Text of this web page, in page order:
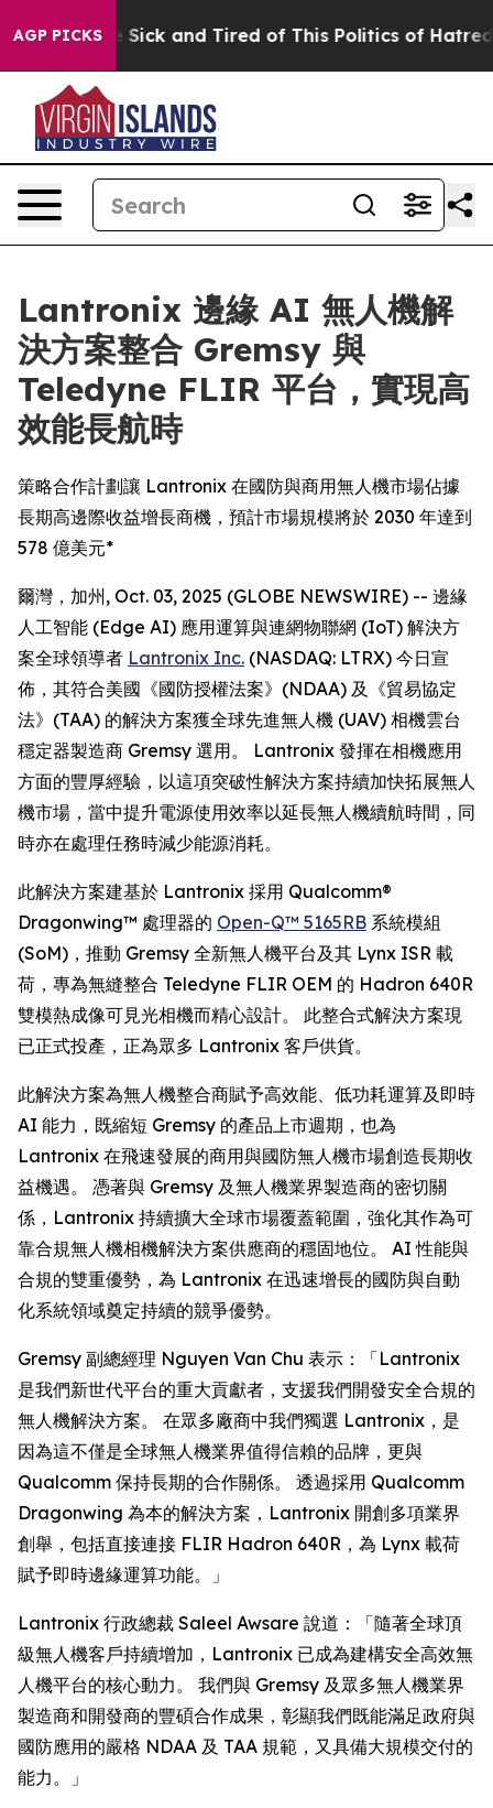
AGP PICKS
Are Sick and Tired of This Politics of Hatred” The
Lantronix 邊緣 AI 無人機解
決方案整合 Gremsy 與
Teledyne FLIR 平台，實現高
效能長航時
策略合作計劃讓 Lantronix 在國防與商用無人機市場佔據
長期高邊際收益增長商機，預計市場規模將於 2030 年達到
578 億美元*
爾灣，加州, Oct. 03, 2025 (GLOBE NEWSWIRE) -- 邊緣
人工智能 (Edge AI) 應用運算與連網物聯網 (IoT) 解決方
案全球領導者 Lantronix Inc. (NASDAQ: LTRX) 今日宣
佈，其符合美國《國防授權法案》(NDAA) 及《貿易協定
法》(TAA) 的解決方案獲全球先進無人機 (UAV) 相機雲台
穩定器製造商 Gremsy 選用。 Lantronix 發揮在相機應用
方面的豐厚經驗，以這項突破性解決方案持續加快拓展無人
機市場，當中提升電源使用效率以延長無人機續航時間，同
時亦在處理任務時減少能源消耗。
此解決方案建基於 Lantronix 採用 Qualcomm®
Dragonwing™ 處理器的 Open-Q™ 5165RB 系統模組
(SoM)，推動 Gremsy 全新無人機平台及其 Lynx ISR 載
荷，專為無縫整合 Teledyne FLIR OEM 的 Hadron 640R
雙模熱成像可見光相機而精心設計。 此整合式解決方案現
已正式投產，正為眾多 Lantronix 客戶供貨。
此解決方案為無人機整合商賦予高效能、低功耗運算及即時
AI 能力，既縮短 Gremsy 的產品上市週期，也為
Lantronix 在飛速發展的商用與國防無人機市場創造長期收
益機遇。 憑著與 Gremsy 及無人機業界製造商的密切關
係，Lantronix 持續擴大全球市場覆蓋範圍，強化其作為可
靠合規無人機相機解決方案供應商的穩固地位。 AI 性能與
合規的雙重優勢，為 Lantronix 在迅速增長的國防與自動
化系統領域奠定持續的競爭優勢。
Gremsy 副總經理 Nguyen Van Chu 表示：「Lantronix
是我們新世代平台的重大貢獻者，支援我們開發安全合規的
無人機解決方案。 在眾多廠商中我們獨選 Lantronix，是
因為這不僅是全球無人機業界值得信賴的品牌，更與
Qualcomm 保持長期的合作關係。 透過採用 Qualcomm
Dragonwing 為本的解決方案，Lantronix 開創多項業界
創舉，包括直接連接 FLIR Hadron 640R，為 Lynx 載荷
賦予即時邊緣運算功能。」
Lantronix 行政總裁 Saleel Awsare 說道：「隨著全球頂
級無人機客戶持續增加，Lantronix 已成為建構安全高效無
人機平台的核心動力。 我們與 Gremsy 及眾多無人機業界
製造商和開發商的豐碩合作成果，彰顯我們既能滿足政府與
國防應用的嚴格 NDAA 及 TAA 規範，又具備大規模交付的
能力。」